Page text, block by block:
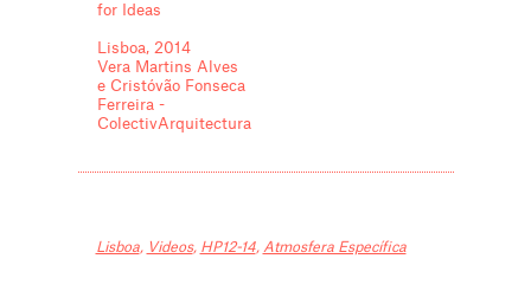
for Ideas
Lisboa, 2014
Vera Martins Alves
e Cristóvão Fonseca
Ferreira -
ColectivArquitectura
Lisboa, Videos, HP12-14, Atmosfera Específica